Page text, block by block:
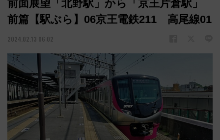
前面展望「北野駅」から「京王片倉駅」
前篇【駅ぶら】06京王電鉄211 高尾線01
2024.02.13 06:02